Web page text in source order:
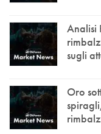
Analisi
sugli
Oro